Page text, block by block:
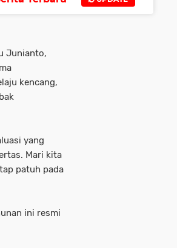
di
Junianto,
kencang,
yang
Mari kita
patuh pada
ini resmi